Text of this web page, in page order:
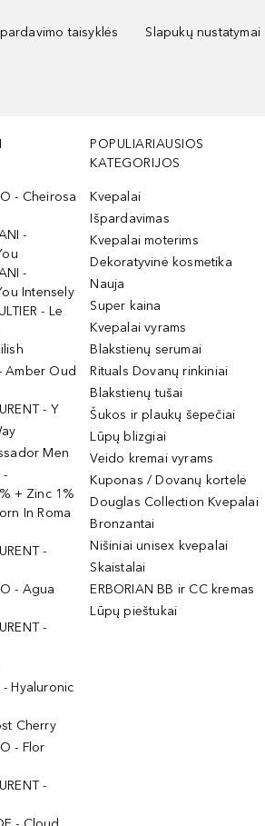
taisyklės Slapukų nustatymai
- Cheirosa
-
-
Intensely
- Le
Amber Oud
- Y
Men
-
+ Zinc 1%
In Roma
-
- Agua
-
- Hyaluronic
Cherry
- Flor
-
POPULIARIAUSIOS
KATEGORIJOS
Kvepalai
Išpardavimas
Kvepalai moterims
Dekoratyvinė kosmetika
Nauja
Super kaina
Kvepalai vyrams
Blakstienų serumai
Rituals Dovanų rinkiniai
Blakstienų tušai
Šukos ir plaukų šepečiai
Lūpų blizgiai
Veido kremai vyrams
Kuponas / Dovanų kortelė
Douglas Collection Kvepalai
Bronzantai
Nišiniai unisex kvepalai
Skaistalai
ERBORIAN BB ir CC kremas
Lūpų pieštukai